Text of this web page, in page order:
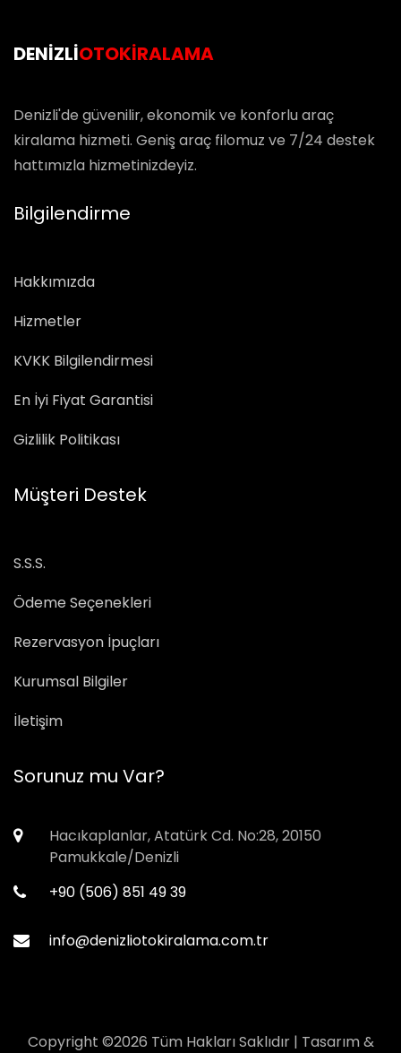
DENIZLIOTOKIRALAMA
Denizli'de güvenilir, ekonomik ve konforlu araç
kiralama hizmeti. Geniş araç filomuz ve 7/24 destek
hattımızla hizmetinizdeyiz.
Bilgilendirme
Hakkımızda
Hizmetler
KVKK Bilgilendirmesi
En İyi Fiyat Garantisi
Gizlilik Politikası
Müşteri Destek
S.S.S.
Ödeme Seçenekleri
Rezervasyon İpuçları
Kurumsal Bilgiler
İletişim
Sorunuz mu Var?
Hacıkaplanlar, Atatürk Cd. No:28, 20150
Pamukkale/Denizli
+90 (506) 851 49 39
info@denizliotokiralama.com.tr
Copyright ©2026 Tüm Hakları Saklıdır | Tasarım &